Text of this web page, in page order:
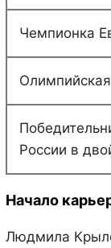
Чемпионка
России в
Начало
Людмила